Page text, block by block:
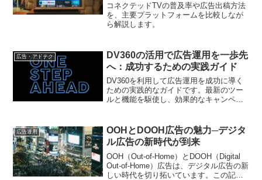
コネクテッドTVの普及率や広告出稿方法
を、主要プラットフォームを比較しなが
ら解説します。
広告・アドテク
DV360の活用で広告運用を一歩先
へ：成功するための実践ガイド
DV360を利用して広告運用を成功に導く
ための実践的なガイドです。最新のツー
ルと機能を駆使し、効果的なキャンペー
広告運用
OOHとDOOH広告の魅力─デジタ
ル広告の新時代が到来
OOH（Out-of-Home）とDOOH（Digital
Out-of-Home）広告は、デジタル広告の新
しい時代を切り拓いています。この記事